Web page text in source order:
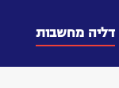
דליה מחשבות